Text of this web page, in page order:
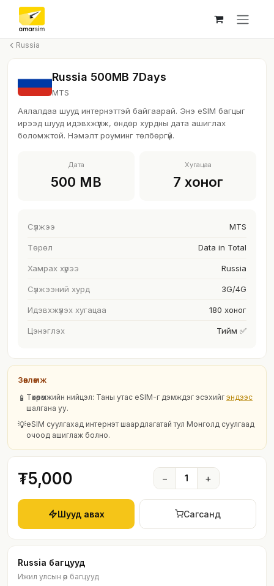
Skip to Content
Russia
Russia 500MB 7Days
MTS
Аялалдаа шууд интернэттэй байгаарай. Энэ eSIM багцыг
ирээд шууд идэвхжүүлж, өндөр хурдны дата ашиглах
боломжтой. Нэмэлт роуминг төлбөргүй.
Дата
500 MB
Хугацаа
7 хоног
Сүлжээ MTS
Төрөл Data in Total
Хамрах хүрээ Russia
Сүлжээний хурд 3G/4G
Идэвхжүүлэх хугацаа 180 хоног
Цэнэглэх Тийм ✅
Зөвлөмж
📱 Төхөөрөмжийн нийцэл: Таны утас eSIM-г дэмждэг эсэхийг эндээс
шалгана уу.
💡eSIM суулгахад интернэт шаардлагатай тул Монголд суулгаад
очоод ашиглаж болно.
₮5,000 − 1 +
Шууд авах Сагсанд
Russia багцууд
Ижил улсын өөр багцууд